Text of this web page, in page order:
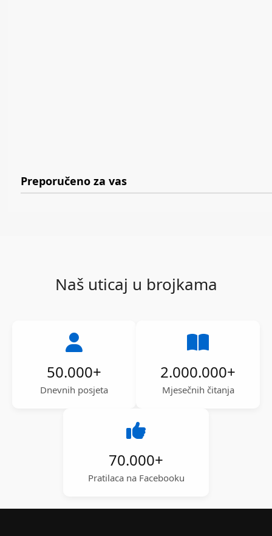
Preporučeno za vas
Naš uticaj u brojkama
50.000+
Dnevnih posjeta
2.000.000+
Mjesečnih čitanja
70.000+
Pratilaca na Facebooku